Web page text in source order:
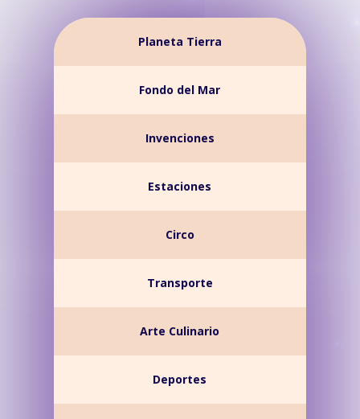
Planeta Tierra
Fondo del Mar
Invenciones
Estaciones
Circo
Transporte
Arte Culinario
Deportes